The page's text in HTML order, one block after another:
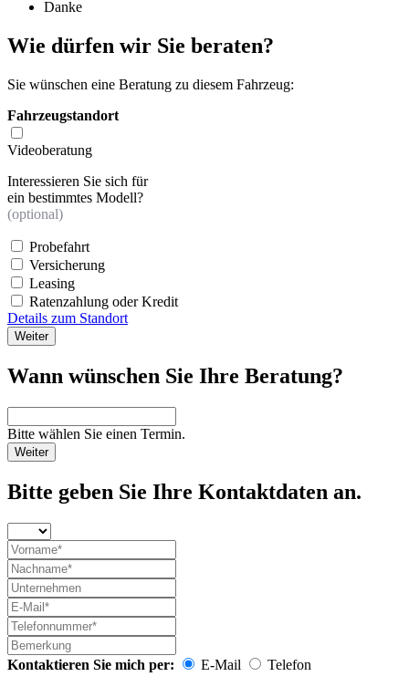
Danke
Wie dürfen wir Sie beraten?
Sie wünschen eine Beratung zu diesem Fahrzeug:
Fahrzeugstandort
Videoberatung
Interessieren Sie sich für
ein bestimmtes Modell?
(optional)
Probefahrt
Versicherung
Leasing
Ratenzahlung oder Kredit
Details zum Standort
Weiter
Wann wünschen Sie Ihre Beratung?
Bitte wählen Sie einen Termin.
Weiter
Bitte geben Sie Ihre Kontaktdaten an.
Kontaktieren Sie mich per: E-Mail Telefon